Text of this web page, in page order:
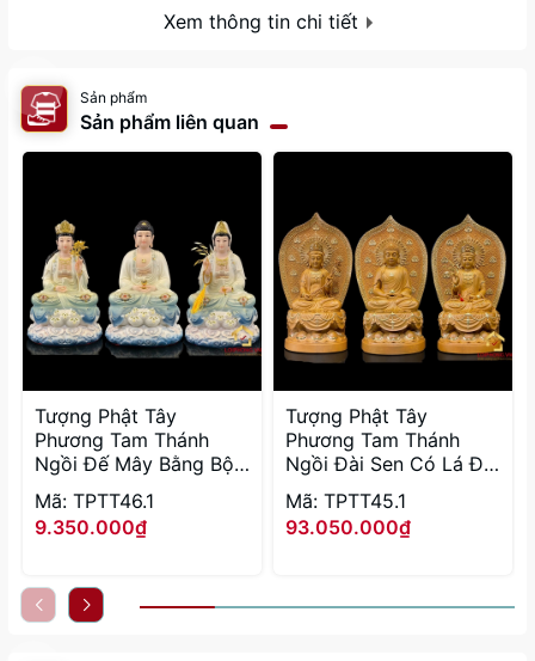
Xem thông tin chi tiết
Sản phẩm
Sản phẩm liên quan
Tượng Phật Tây
Phương Tam Thánh
Ngồi Đế Mây Bằng Bột
Đá Sơn Xanh Cao Cấp
cao từ 30 – 48cm
Mã: TPTT46.1
9.350.000₫
Tượng Phật Tây
Phương Tam Thánh
Ngồi Đài Sen Có Lá Đề
Bằng Gỗ Long Não cao
40 – 65cm
Mã: TPTT45.1
93.050.000₫